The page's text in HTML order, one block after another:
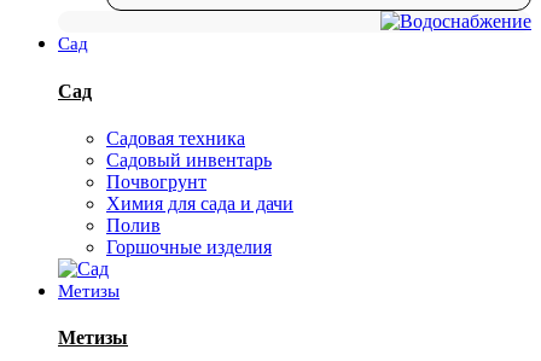
Сад
Сад
Садовая техника
Садовый инвентарь
Почвогрунт
Химия для сада и дачи
Полив
Горшочные изделия
Метизы
Метизы